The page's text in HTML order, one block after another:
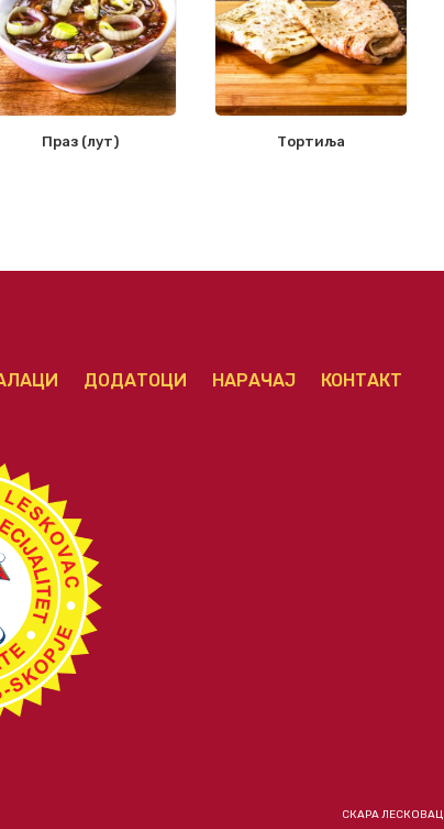
Праз (лут)
Тортиља
ДОДАТОЦИ НАРАЧАЈ КОНТАКТ
СКАРА ЛЕСКОВАЦ